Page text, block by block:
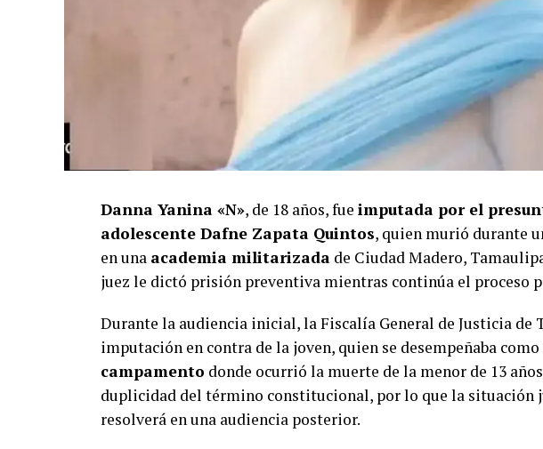
Danna Yanina «N», de 18 años, fue imputada por el
adolescente Dafne Zapata Quintos, quien murió durante
en una academia militarizada de Ciudad Madero,
juez le dictó prisión preventiva mientras continúa el proceso
Durante la audiencia inicial, la Fiscalía General de Justicia
imputación en contra de la joven, quien se desempeñaba como
campamento donde ocurrió la muerte de la menor de 13
duplicidad del término constitucional, por lo que la situación
resolverá en una audiencia posterior.